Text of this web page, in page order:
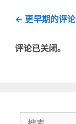
评
导
← 更早期的评论
评论已关闭。